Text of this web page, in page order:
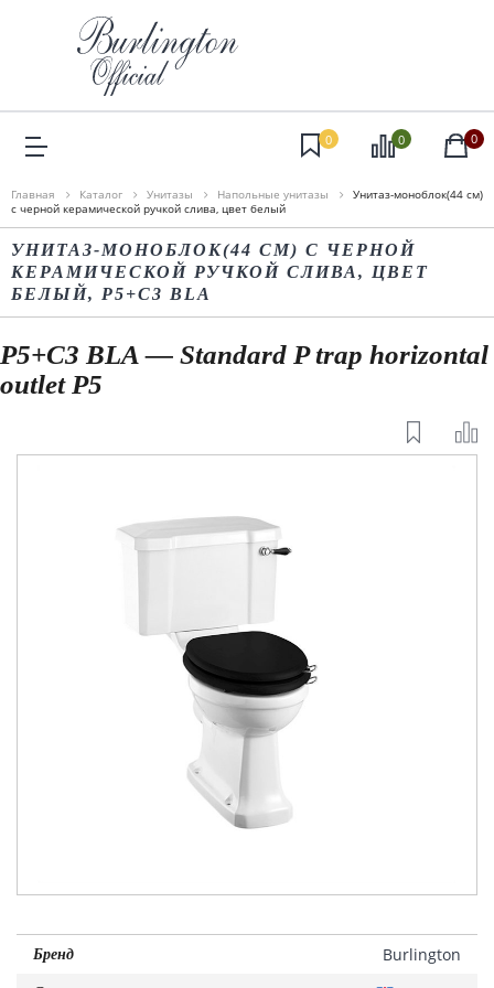
0 0 0
Главная Каталог Унитазы Напольные унитазы
Унитаз-моноблок(44 cм)
с черной керамической ручкой слива, цвет белый
УНИТАЗ-МОНОБЛОК(44 CМ) С ЧЕРНОЙ
КЕРАМИЧЕСКОЙ РУЧКОЙ СЛИВА, ЦВЕТ
БЕЛЫЙ, P5+C3 BLA
P5+C3 BLA — Standard P trap horizontal
outlet P5
Бренд Burlington